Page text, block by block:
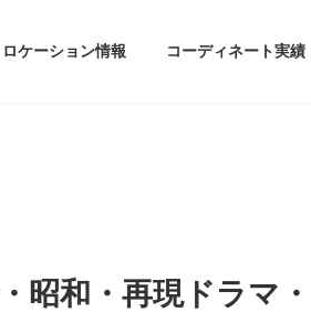
ロケーション情報 コーディネート実績
昭和・再現ドラマ